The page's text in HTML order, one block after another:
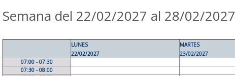
Semana del 22/02/2027 al 28/02/2027
LUNES
22/02/2027
MARTES
23/02/2027
07:00 - 07:30
07:30 - 08:00